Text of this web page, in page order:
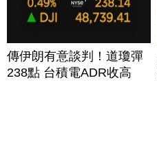
傳伊朗有意談判！道瓊彈
238點 台積電ADR收高